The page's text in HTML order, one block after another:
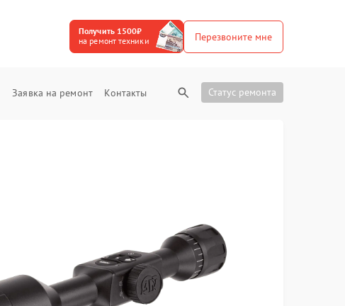
Получить 1500₽
на ремонт техники
Перезвоните мне
Заявка на ремонт Контакты Статус ремонта